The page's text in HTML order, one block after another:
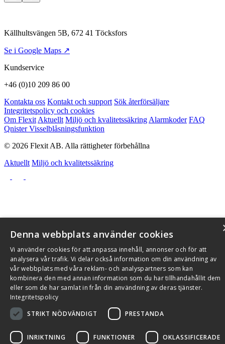
Källhultsvängen 5B, 672 41 Töcksfors
Se i Google Maps ↗
Kundservice
+46 (0)10 209 86 00
Kontakta oss Kontakt och support Sök återförsäljare
Integritetspolicy och cookies
Om Flexit Aktuellt Miljö och kvalitetssäkring Alarmkoder FAQ
Qnister Visselblåsningsfunktion
© 2026 Flexit AB. Alla rättigheter förbehållna
Aktuellt Miljö och kvalitetssäkring
Denna webbplats använder cookies
Vi använder cookies för att anpassa innehåll, annonser och för att
analysera vår trafik. Vi delar också information om din användning av
vår webbplats med våra reklam- och analyspartners som kan
kombinera den med annan information som du har tillhandahållit dem
eller som de har samlat in från din användning av deras tjänster.
Integritetspolicy
STRIKT NÖDVÄNDIGT
PRESTANDA
INRIKTNING FUNKTIONER OKLASSIFICERADE